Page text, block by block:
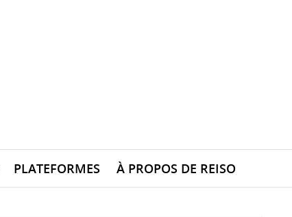
PLATEFORMES À PROPOS DE REISO